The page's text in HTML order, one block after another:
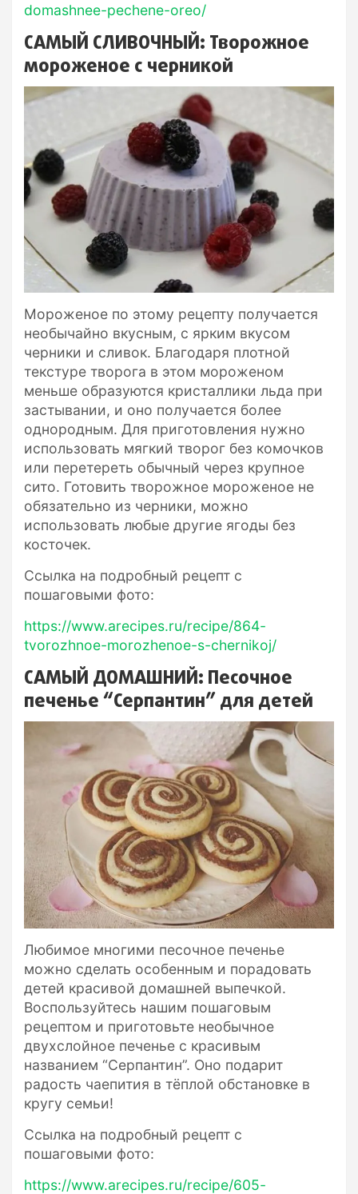
domashnee-pechene-oreo/
САМЫЙ СЛИВОЧНЫЙ: Творожное
мороженое с черникой
Мороженое по этому рецепту получается
необычайно вкусным, с ярким вкусом
черники и сливок. Благодаря плотной
текстуре творога в этом мороженом
меньше образуются кристаллики льда при
застывании, и оно получается более
однородным. Для приготовления нужно
использовать мягкий творог без комочков
или перетереть обычный через крупное
сито. Готовить творожное мороженое не
обязательно из черники, можно
использовать любые другие ягоды без
косточек.
Ссылка на подробный рецепт с
пошаговыми фото:
https://www.arecipes.ru/recipe/864-
tvorozhnoe-morozhenoe-s-chernikoj/
САМЫЙ ДОМАШНИЙ: Песочное
печенье “Серпантин” для детей
​Любимое многими песочное печенье
можно сделать особенным и порадовать
детей красивой домашней выпечкой.
Воспользуйтесь нашим пошаговым
рецептом и приготовьте необычное
двухслойное печенье с красивым
названием “Серпантин”. Оно подарит
радость чаепития в тёплой обстановке в
кругу семьи!
Ссылка на подробный рецепт с
пошаговыми фото:
https://www.arecipes.ru/recipe/605-